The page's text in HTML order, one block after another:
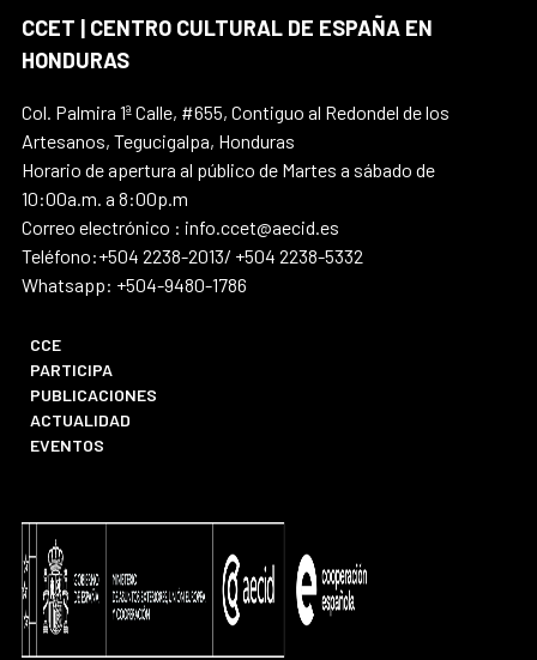
CCET | CENTRO CULTURAL DE ESPAÑA EN
HONDURAS
Col. Palmira 1ª Calle, #655, Contiguo al Redondel de los
Artesanos, Tegucigalpa, Honduras
Horario de apertura al público de Martes a sábado de
10:00a.m. a 8:00p.m
Correo electrónico : info.ccet@aecid.es
Teléfono:+504 2238-2013/ +504 2238-5332
Whatsapp: +504-9480-1786
CCE
PARTICIPA
PUBLICACIONES
ACTUALIDAD
EVENTOS